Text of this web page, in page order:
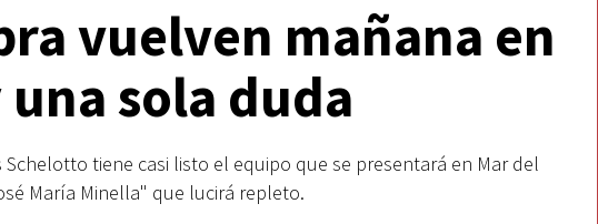
vuelven mañana en
una sola duda
tiene casi listo el equipo que se presentará en Mar del
María Minella" que lucirá repleto.